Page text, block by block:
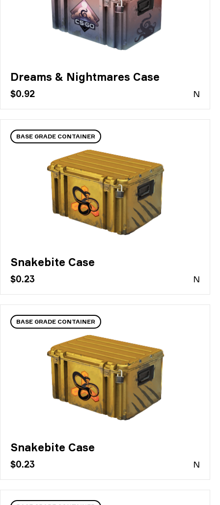
Dreams & Nightmares Case
$0.92 N
BASE GRADE CONTAINER
Snakebite Case
$0.23 N
BASE GRADE CONTAINER
Snakebite Case
$0.23 N